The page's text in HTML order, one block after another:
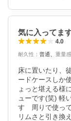
気に入ってま
4.0
耐久性 ： 普通 重量感
床に置いたり、
ードケースしか
ょっと堪える様
ューです(笑) 軽
す　周りで使っ
リムさと引き換